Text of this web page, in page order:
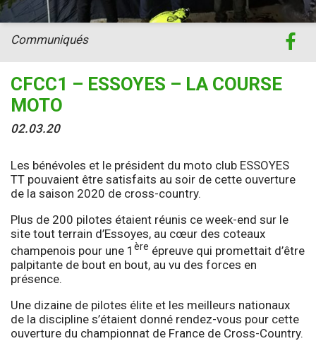
CFCC1 – ESSOYES – LA COURSE
MOTO
02.03.20
Communiqués
Les bénévoles et le président du moto club ESSOYES
TT pouvaient être satisfaits au soir de cette ouverture
de la saison 2020 de cross-country.
Plus de 200 pilotes étaient réunis ce week-end sur le
site tout terrain d’Essoyes, au cœur des coteaux
champenois pour une 1 ère épreuve qui promettait d’être
palpitante de bout en bout, au vu des forces en
présence.
Une dizaine de pilotes élite et les meilleurs nationaux
de la discipline s’étaient donné rendez-vous pour cette
ouverture du championnat de France de Cross-Country.